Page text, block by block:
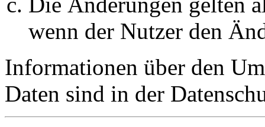
wenn der Nutzer den
Informationen über den
Daten sind in der